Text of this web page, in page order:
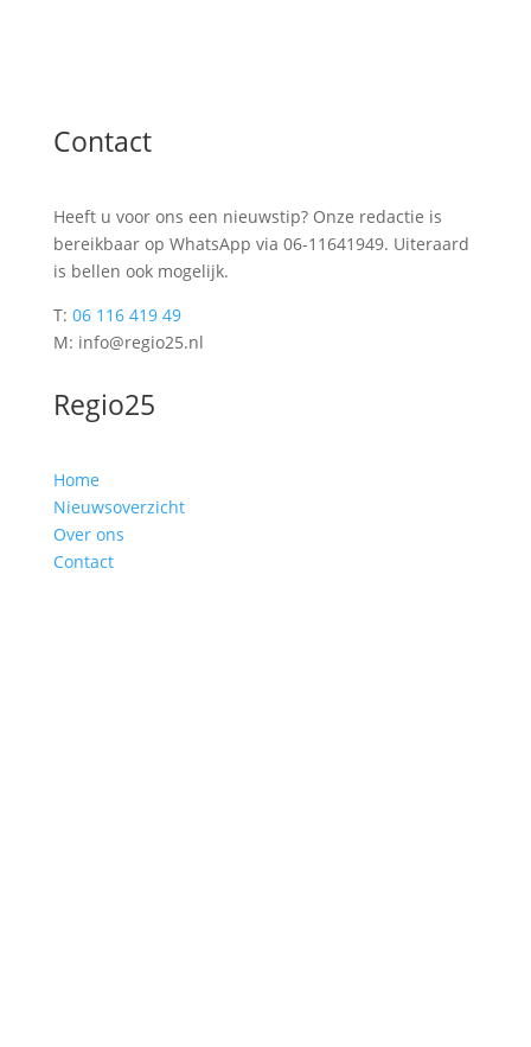
Contact
Heeft u voor ons een nieuwstip? Onze redactie is
bereikbaar op WhatsApp via 06-11641949. Uiteraard
is bellen ook mogelijk.
T: 06 116 419 49
M: info@regio25.nl
Regio25
Home
Nieuwsoverzicht
Over ons
Contact